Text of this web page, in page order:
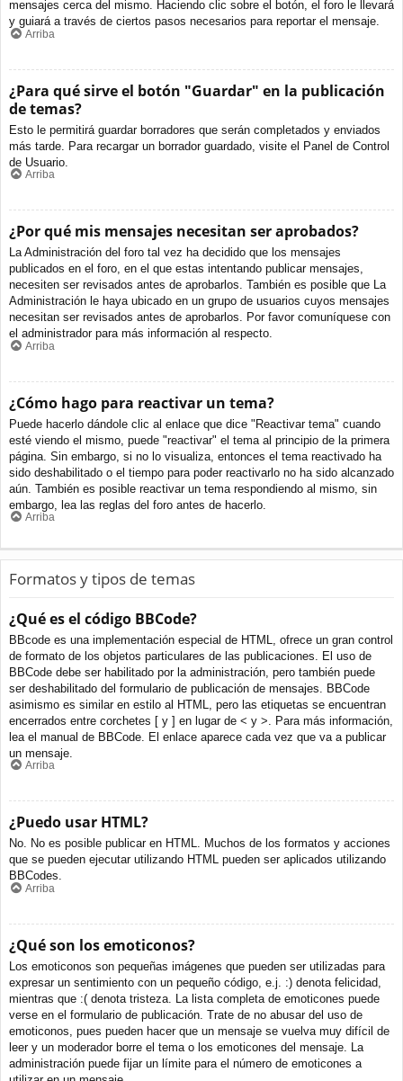
mensajes cerca del mismo. Haciendo clic sobre el botón, el foro le llevará
y guiará a través de ciertos pasos necesarios para reportar el mensaje.
Arriba
¿Para qué sirve el botón "Guardar" en la publicación
de temas?
Esto le permitirá guardar borradores que serán completados y enviados
más tarde. Para recargar un borrador guardado, visite el Panel de Control
de Usuario.
Arriba
¿Por qué mis mensajes necesitan ser aprobados?
La Administración del foro tal vez ha decidido que los mensajes
publicados en el foro, en el que estas intentando publicar mensajes,
necesiten ser revisados antes de aprobarlos. También es posible que La
Administración le haya ubicado en un grupo de usuarios cuyos mensajes
necesitan ser revisados antes de aprobarlos. Por favor comuníquese con
el administrador para más información al respecto.
Arriba
¿Cómo hago para reactivar un tema?
Puede hacerlo dándole clic al enlace que dice "Reactivar tema" cuando
esté viendo el mismo, puede "reactivar" el tema al principio de la primera
página. Sin embargo, si no lo visualiza, entonces el tema reactivado ha
sido deshabilitado o el tiempo para poder reactivarlo no ha sido alcanzado
aún. También es posible reactivar un tema respondiendo al mismo, sin
embargo, lea las reglas del foro antes de hacerlo.
Arriba
Formatos y tipos de temas
¿Qué es el código BBCode?
BBcode es una implementación especial de HTML, ofrece un gran control
de formato de los objetos particulares de las publicaciones. El uso de
BBCode debe ser habilitado por la administración, pero también puede
ser deshabilitado del formulario de publicación de mensajes. BBCode
asimismo es similar en estilo al HTML, pero las etiquetas se encuentran
encerrados entre corchetes [ y ] en lugar de < y >. Para más información,
lea el manual de BBCode. El enlace aparece cada vez que va a publicar
un mensaje.
Arriba
¿Puedo usar HTML?
No. No es posible publicar en HTML. Muchos de los formatos y acciones
que se pueden ejecutar utilizando HTML pueden ser aplicados utilizando
BBCodes.
Arriba
¿Qué son los emoticonos?
Los emoticonos son pequeñas imágenes que pueden ser utilizadas para
expresar un sentimiento con un pequeño código, e.j. :) denota felicidad,
mientras que :( denota tristeza. La lista completa de emoticones puede
verse en el formulario de publicación. Trate de no abusar del uso de
emoticonos, pues pueden hacer que un mensaje se vuelva muy difícil de
leer y un moderador borre el tema o los emoticones del mensaje. La
administración puede fijar un límite para el número de emoticones a